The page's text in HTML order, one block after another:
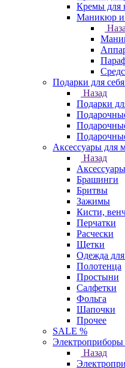
Кремы для
Маникюр
Подарки для
Назад
Подарки
Аксессуары для
Назад
Брашинги
Бритвы
Зажимы
Кисти,
Перчатки
Расчески
Щетки
Одежда
Полотенца
Простыни
Салфетки
Фольга
Шапочки
Прочее
SALE %
Электроприборы
Назад